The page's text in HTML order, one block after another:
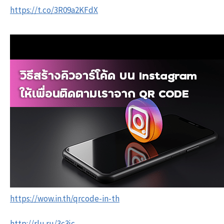
https://t.co/3R09a2KFdX
https://wow.in.th/qrcode-in-th